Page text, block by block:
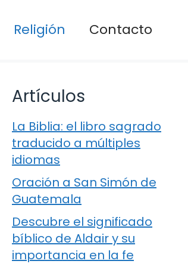
Religión Contacto
Artículos
La Biblia: el libro sagrado
traducido a múltiples
idiomas
Oración a San Simón de
Guatemala
Descubre el significado
bíblico de Aldair y su
importancia en la fe